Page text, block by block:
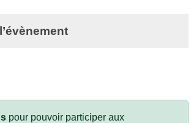
pour pouvoir participer aux